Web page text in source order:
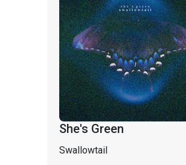
She's Green
Swallowtail